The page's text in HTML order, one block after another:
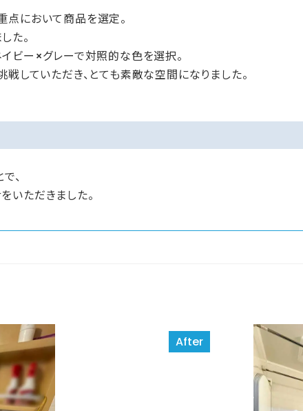
点において商品を選定。
た。
ビー×グレーで対照的な色を選択。
戦していただき、とても素敵な空間になりました。
、
いただきました。